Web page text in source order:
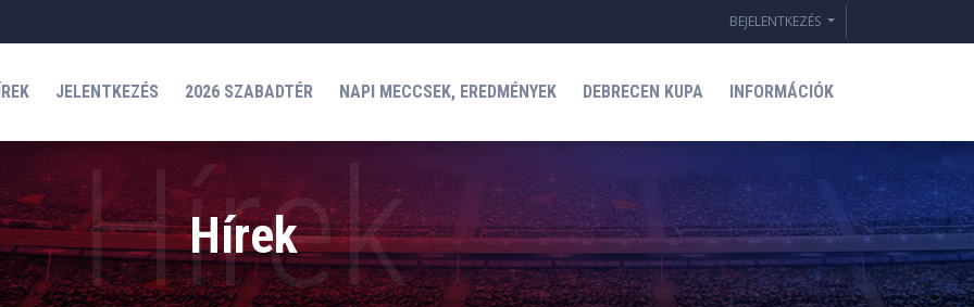
BEJELENTKEZÉS
JELENTKEZÉS 2026 SZABADTÉR NAPI MECCSEK, EREDMÉNYEK DEBRECEN KUPA INFORMÁCIÓK
Hírek